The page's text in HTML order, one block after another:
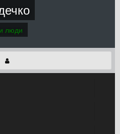
люди